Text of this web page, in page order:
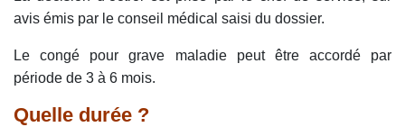
avis émis par le conseil médical saisi du dossier.
Le congé pour grave maladie peut être accordé par
période de 3 à 6 mois.
Quelle durée ?